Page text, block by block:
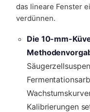
das lineare Fenster
verdünnen.
Die 10-mm-
Kalibrierungen